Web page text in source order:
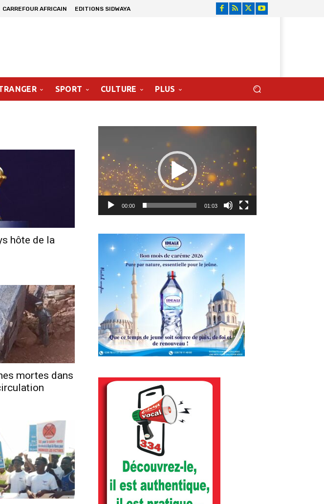
CARREFOUR AFRICAIN EDITIONS SIDWAYA
SPORT CULTURE PLUS
hôte de la
mortes dans
00:00 01:03